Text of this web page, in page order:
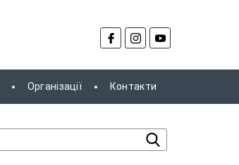
Організації Контакти